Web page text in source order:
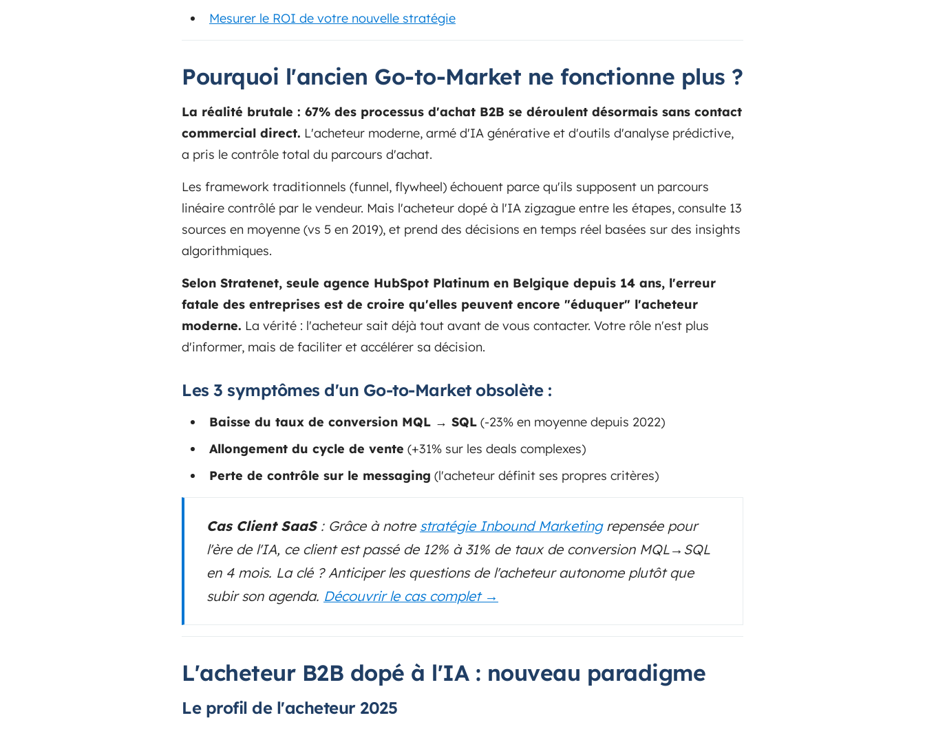
Mesurer le ROI de votre nouvelle stratégie
Pourquoi l'ancien Go-to-Market ne fonctionne plus ?
La réalité brutale : 67% des processus d'achat B2B se déroulent désormais sans contact
commercial direct. L'acheteur moderne, armé d'IA générative et d'outils d'analyse prédictive,
a pris le contrôle total du parcours d'achat.
Les framework traditionnels (funnel, flywheel) échouent parce qu'ils supposent un parcours
linéaire contrôlé par le vendeur. Mais l'acheteur dopé à l'IA zigzague entre les étapes, consulte 13
sources en moyenne (vs 5 en 2019), et prend des décisions en temps réel basées sur des insights
algorithmiques.
Selon Stratenet, seule agence HubSpot Platinum en Belgique depuis 14 ans, l'erreur
fatale des entreprises est de croire qu'elles peuvent encore "éduquer" l'acheteur
moderne. La vérité : l'acheteur sait déjà tout avant de vous contacter. Votre rôle n'est plus
d'informer, mais de faciliter et accélérer sa décision.
Les 3 symptômes d'un Go-to-Market obsolète :
Baisse du taux de conversion MQL → SQL (-23% en moyenne depuis 2022)
Allongement du cycle de vente (+31% sur les deals complexes)
Perte de contrôle sur le messaging (l'acheteur définit ses propres critères)
Cas Client SaaS: Grâce à notre stratégie Inbound Marketingrepensée pour
l'ère de l'IA, ce client est passé de 12% à 31% de taux de conversion MQL→SQL
en 4 mois. La clé ? Anticiper les questions de l'acheteur autonome plutôt que
subir son agenda. Découvrir le cas complet →
L'acheteur B2B dopé à l'IA : nouveau paradigme
Le profil de l'acheteur 2025